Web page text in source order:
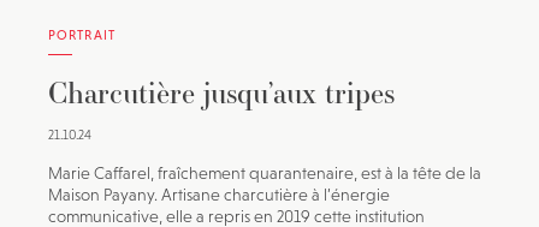
PORTRAIT
Charcutière jusqu’aux tripes
21.10.24
Marie Caffarel, fraîchement quarantenaire, est à la tête de la
Maison Payany. Artisane charcutière à l’énergie
communicative, elle a repris en 2019 cette institution